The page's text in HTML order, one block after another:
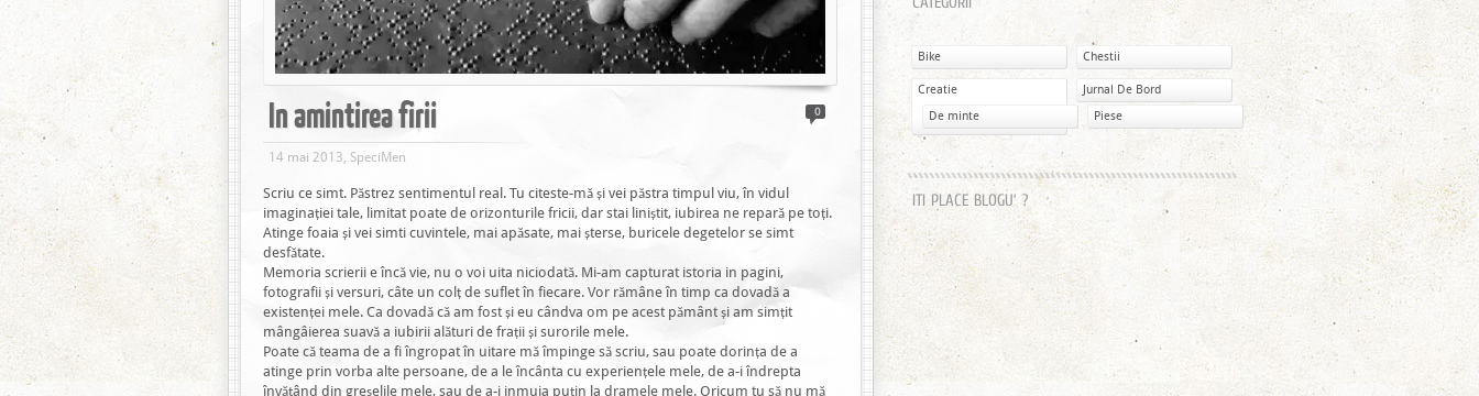
0
In amintirea firii
14 mai 2013, SpeciMen
Scriu ce simt. Păstrez sentimentul real. Tu citeste-mă și vei păstra timpul viu, în vidul
imaginației tale, limitat poate de orizonturile fricii, dar stai liniștit, iubirea ne repară pe toți.
Atinge foaia și vei simti cuvintele, mai apăsate, mai șterse, buricele degetelor se simt
desfătate.
Memoria scrierii e încă vie, nu o voi uita niciodată. Mi-am capturat istoria in pagini,
fotografii și versuri, câte un colț de suflet în fiecare. Vor rămâne în timp ca dovadă a
existenței mele. Ca dovadă că am fost și eu cândva om pe acest pământ și am simțit
mângâierea suavă a iubirii alături de frații și surorile mele.
Poate că teama de a fi îngropat în uitare mă împinge să scriu, sau poate dorința de a
atinge prin vorba alte persoane, de a le încânta cu experiențele mele, de a-i îndrepta
învățând din greșelile mele, sau de a-i inmuia puțin la dramele mele. Oricum tu să nu mă
CATEGORII
Bike Chestii
Creatie
De minte
Piese
Jurnal De Bord
ITI PLACE BLOGU’ ?